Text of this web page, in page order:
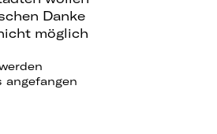
Danke
möglich
angefangen